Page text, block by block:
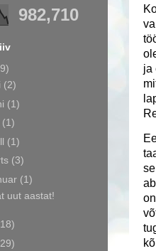
ja
982,710
(2)
(1)
(1)
(1)
(3)
(1)
uut aastat!